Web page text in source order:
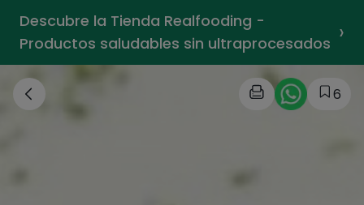
Descubre la Tienda Realfooding -
Productos saludables sin ultraprocesados ›
6